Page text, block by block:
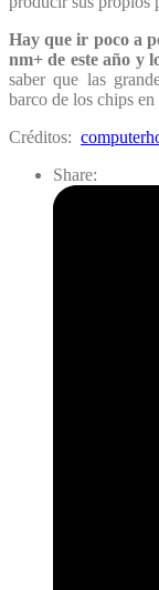
Hay que ir poco a
nm+ de este año y
saber que las
barco de los chips
Créditos:
Share: